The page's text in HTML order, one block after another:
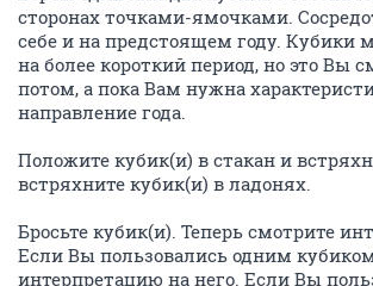
сторонах точками-ямочками.
себе и на предстоящем году. Кубики
на более короткий период, но это Вы
потом, а пока Вам нужна
направление года.
Положите кубик(и) в стакан и
встряхните кубик(и) в ладонях.
Бросьте кубик(и). Теперь смотрите
Если Вы пользовались одним
интерпретацию на него. Если Вы